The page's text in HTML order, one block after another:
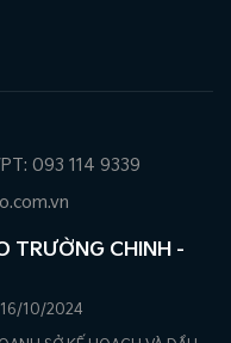
093 114 9339
TRƯỜNG CHINH -
16/10/2024